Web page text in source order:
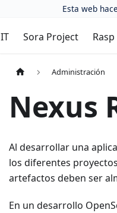
Esta web
IT Sora Project
Administración
Nexus
Al desarrollar una
los diferentes
artefactos deben ser
En un desarrollo